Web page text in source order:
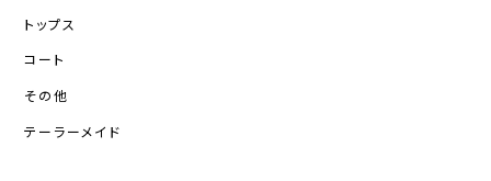
トップス
コート
その他
テーラーメイド